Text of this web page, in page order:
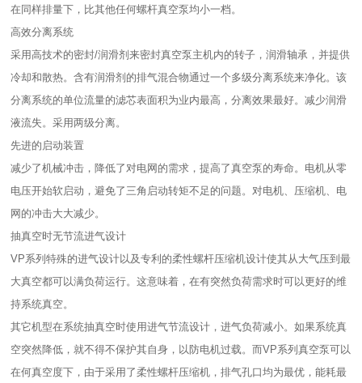
在同样排量下，比其他任何螺杆真空泵均小一档。
高效分离系统
采用高技术的密封/润滑剂来密封真空泵主机内的转子，润滑轴承，并提供
冷却和散热。含有润滑剂的排气混合物通过一个多级分离系统来净化。该
分离系统的单位流量的滤芯表面积为业内最高，分离效果最好。减少润滑
液流失。采用两级分离。
先进的启动装置
减少了机械冲击，降低了对电网的需求，提高了真空泵的寿命。电机从零
电压开始软启动，避免了三角启动转矩不足的问题。对电机、压缩机、电
网的冲击大大减少。
抽真空时无节流进气设计
VP系列特殊的进气设计以及专利的柔性螺杆压缩机设计使其从大气压到最
大真空都可以满负荷运行。这意味着，在有突然负荷需求时可以更好的维
持系统真空。
其它机型在系统抽真空时使用进气节流设计，进气负荷减小。如果系统真
空突然降低，就不得不保护其自身，以防电机过载。而VP系列真空泵可以
在何真空度下，由于采用了柔性螺杆压缩机，排气孔口均为最优，能耗最